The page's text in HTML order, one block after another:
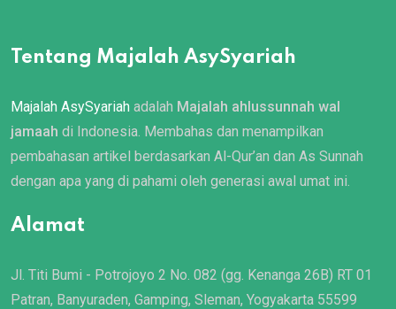
Tentang Majalah AsySyariah
Majalah AsySyariah adalah Majalah ahlussunnah wal
jamaah di Indonesia. Membahas dan menampilkan
pembahasan artikel berdasarkan Al-Qur’an dan As Sunnah
dengan apa yang di pahami oleh generasi awal umat ini.
Alamat
Jl. Titi Bumi - Potrojoyo 2 No. 082 (gg. Kenanga 26B) RT 01
Patran, Banyuraden, Gamping, Sleman, Yogyakarta 55599